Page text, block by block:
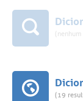
(19